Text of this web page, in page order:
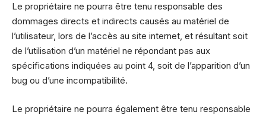
Le propriétaire ne pourra être tenu responsable des
dommages directs et indirects causés au matériel de
l’utilisateur, lors de l’accès au site internet, et résultant soit
de l’utilisation d’un matériel ne répondant pas aux
spécifications indiquées au point 4, soit de l’apparition d’un
bug ou d’une incompatibilité.
Le propriétaire ne pourra également être tenu responsable